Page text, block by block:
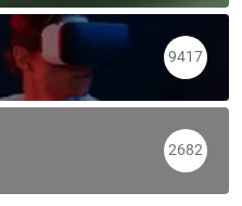
9417
2682